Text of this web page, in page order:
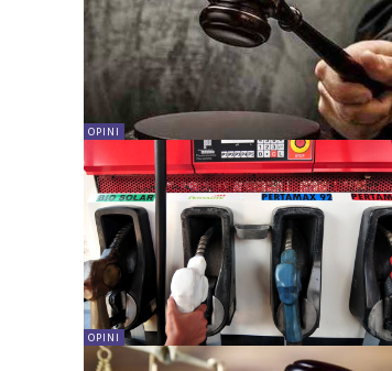
OPINI
OPINI